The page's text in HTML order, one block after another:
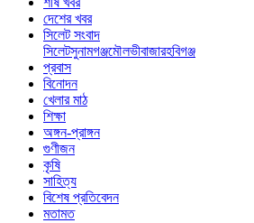
দেশের খবর
সিলেট সংবাদ
সিলেটসুনামগঞ্জমৌলভীবাজারহবিগঞ্জ
প্রবাস
বিনোদন
খেলার মাঠ
শিক্ষা
অঙ্গন-প্রাঙ্গন
গুণীজন
কৃষি
সাহিত্য
বিশেষ প্রতিবেদন
মতামত